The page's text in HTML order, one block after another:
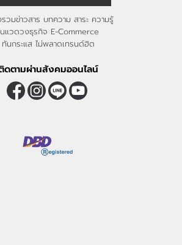
วมข่าวสาร บทความ สาระ ความรู้
นแวดวงธุรกิจ E-Commerce
ทันกระแส ไม่พลาดเทรนด์ฮิต
ดตามผ่านสังคมออนไลน์